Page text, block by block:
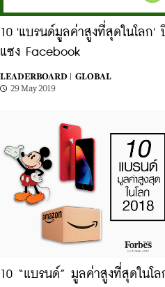
10 'แบรนด์มูลค่าสูงที่สุดในโลก'
แซง Facebook
LEADERBOARD |
GLOBAL
29 May 2019
10 “แบรนด์” มูลค่าสูงที่สุดในโ